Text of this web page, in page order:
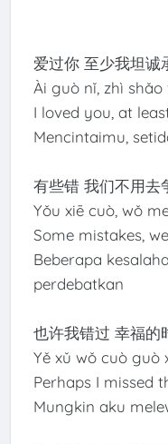
爱过你 至少我坦诚
Ài guò nǐ, zhì
I loved you, at
Mencintaimu,
有些错 我们不用去
Yǒu xiē cuò, wǒ
Some mistakes,
Beberapa
perdebatkan
也许我错过 幸福的
Yě xǔ wǒ cuò guò
Perhaps I missed
Mungkin aku